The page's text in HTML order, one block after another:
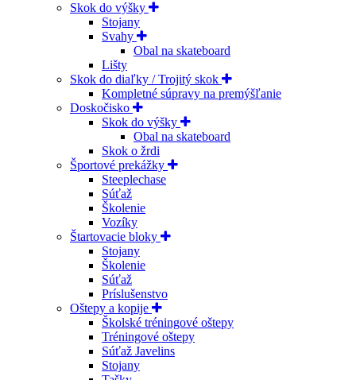
Skok do výšky
Stojany
Svahy
Obal na skateboard
Lišty
Skok do diaľky / Trojitý skok
Kompletné súpravy na premýšľanie
Doskočisko
Skok do výšky
Obal na skateboard
Skok o žrdi
Športové prekážky
Steeplechase
Súťaž
Školenie
Vozíky
Štartovacie bloky
Stojany
Školenie
Súťaž
Príslušenstvo
Oštepy a kopije
Školské tréningové oštepy
Tréningové oštepy
Súťaž Javelins
Stojany